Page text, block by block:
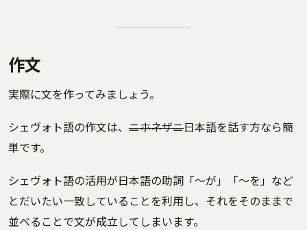
作文
実際に文を作ってみましょう。
シェヴォト語の作文は、 ニホネザニ日本語を話す方なら簡
単です。
シェヴォト語の活用が日本語の助詞「～が」「～を」など
とだいたい一致していることを利用し、それをそのままで
並べることで文が成立してしまいます。